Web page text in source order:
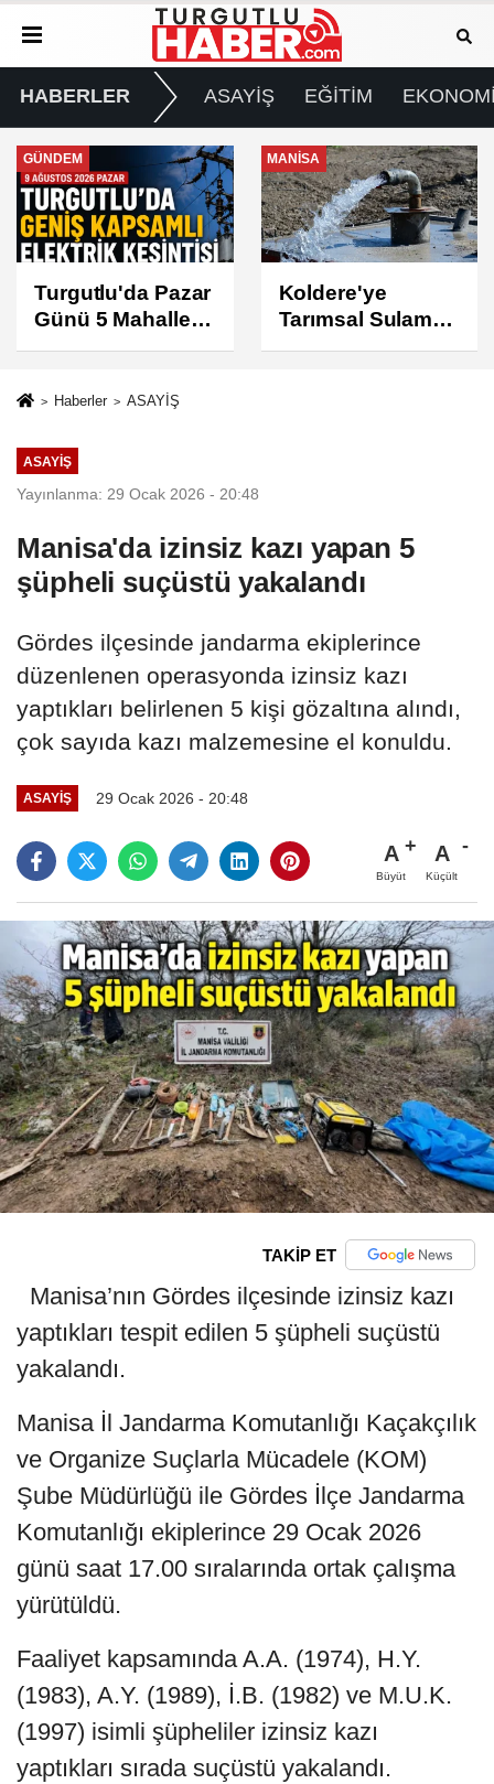
HABERLER ASAYİŞ EĞİTİM
MANİSA
Koldere'ye
Tarımsal Sulama
Desteği
GÜNDEM
Manisa'da 1.200
Kınalı Keklik
Doğaya Salındı
Haberler ASAYİŞ
ASAYİŞ
Yayınlanma: 29 Ocak 2026 - 20:48
Manisa'da izinsiz kazı yapan 5
şüpheli suçüstü yakalandı
Gördes ilçesinde jandarma ekiplerince
düzenlenen operasyonda izinsiz kazı
yaptıkları belirlenen 5 kişi gözaltına alındı,
çok sayıda kazı malzemesine el konuldu.
ASAYİŞ 29 Ocak 2026 - 20:48
A
Büyüt
A
Küçült
TAKİP ET
Manisa’nın Gördes ilçesinde izinsiz kazı
yaptıkları tespit edilen 5 şüpheli suçüstü
yakalandı.
Manisa İl Jandarma Komutanlığı Kaçakçılık
ve Organize Suçlarla Mücadele (KOM)
Şube Müdürlüğü ile Gördes İlçe Jandarma
Komutanlığı ekiplerince 29 Ocak 2026
günü saat 17.00 sıralarında ortak çalışma
yürütüldü.
Faaliyet kapsamında A.A. (1974), H.Y.
(1983), A.Y. (1989), İ.B. (1982) ve M.U.K.
(1997) isimli şüpheliler izinsiz kazı
yaptıkları sırada suçüstü yakalandı.